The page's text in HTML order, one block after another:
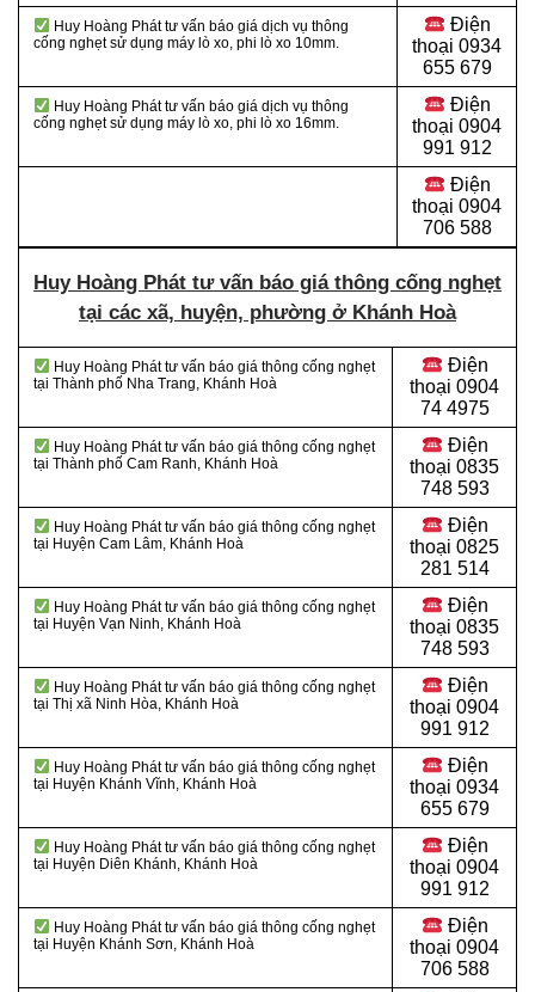
Huy Hoàng Phát tư vấn báo giá dịch vụ thông
cống nghẹt sử dụng máy lò xo, phi lò xo 10mm.
Điện
thoại 0934
655 679
Huy Hoàng Phát tư vấn báo giá dịch vụ thông
cống nghẹt sử dụng máy lò xo, phi lò xo 16mm.
Điện
thoại 0904
991 912
Điện
thoại 0904
706 588
Huy Hoàng Phát tư vấn báo giá thông cống nghẹt
tại các xã, huyện, phường ở Khánh Hoà
Huy Hoàng Phát tư vấn báo giá thông cống nghẹt
tại Thành phố Nha Trang, Khánh Hoà
Điện
thoại 0904
74 4975
Huy Hoàng Phát tư vấn báo giá thông cống nghẹt
tại Thành phố Cam Ranh, Khánh Hoà
Điện
thoại 0835
748 593
Huy Hoàng Phát tư vấn báo giá thông cống nghẹt
tại Huyện Cam Lâm, Khánh Hoà
Điện
thoại 0825
281 514
Huy Hoàng Phát tư vấn báo giá thông cống nghẹt
tại Huyện Vạn Ninh, Khánh Hoà
Điện
thoại 0835
748 593
Huy Hoàng Phát tư vấn báo giá thông cống nghẹt
tại Thị xã Ninh Hòa, Khánh Hoà
Điện
thoại 0904
991 912
Huy Hoàng Phát tư vấn báo giá thông cống nghẹt
tại Huyện Khánh Vĩnh, Khánh Hoà
Điện
thoại 0934
655 679
Huy Hoàng Phát tư vấn báo giá thông cống nghẹt
tại Huyện Diên Khánh, Khánh Hoà
Điện
thoại 0904
991 912
Huy Hoàng Phát tư vấn báo giá thông cống nghẹt
tại Huyện Khánh Sơn, Khánh Hoà
Điện
thoại 0904
706 588